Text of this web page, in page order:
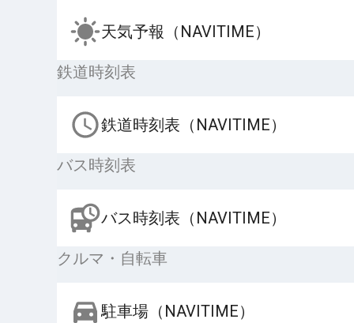
天気予報（NAVITIME）
鉄道時刻表
鉄道時刻表（NAVITIME）
バス時刻表
バス時刻表（NAVITIME）
クルマ・自転車
駐車場（NAVITIME）